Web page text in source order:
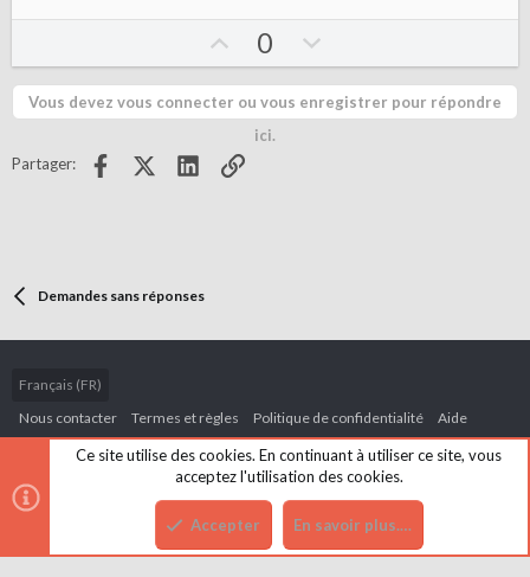
p
v
o
t
e
0
o
w
n
Vous devez vous connecter ou vous enregistrer pour répondre
ici.
Partager:
FacebookX (Twitter)
LinkedInLien
Demandes sans réponses
Français (FR)
Nous contacter
Termes et règles Politique de confidentialité
Aide
S
Ce site utilise des cookies. En continuant à utiliser ce site, vous
acceptez l'utilisation des cookies.
Accepter En savoir plus.…